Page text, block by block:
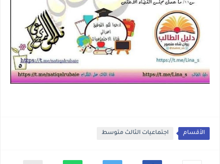
الأقسام اجتماعيات الثالث متوسط